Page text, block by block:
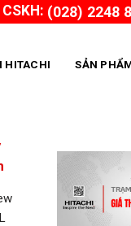
(028) 2248
HITACHI SẢN